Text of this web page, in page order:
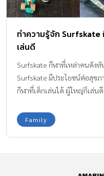
ทำความรู้จัก
เล่นดี
Surfskate กีฬาที่เหล่าคนดังหั
Surfskate มีประโยชน์ต่อสุขภ
กีฬาที่เด็กเล่นได้ ผู้ใหญ่ก็เล่นดี
Family